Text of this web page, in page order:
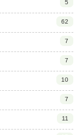
5
62
7
7
10
7
11